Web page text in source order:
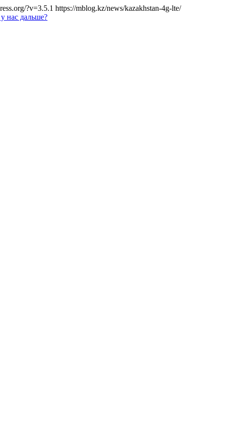
?v=3.5.1 https://mblog.kz/news/kazakhstan-4g-lte/
нас дальше?